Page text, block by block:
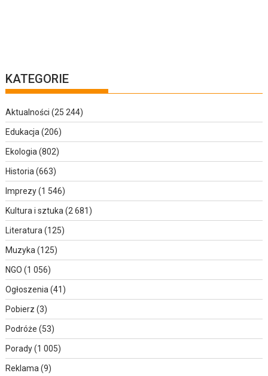
KATEGORIE
Aktualności (25 244)
Edukacja (206)
Ekologia (802)
Historia (663)
Imprezy(1 546)
Kultura i sztuka (2 681)
Literatura (125)
Muzyka (125)
NGO (1 056)
Ogłoszenia (41)
Pobierz (3)
Podróże (53)
Porady(1 005)
Reklama (9)